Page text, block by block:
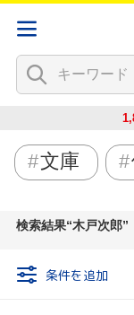
文庫
検索結果 木戸次郎
条件を追加